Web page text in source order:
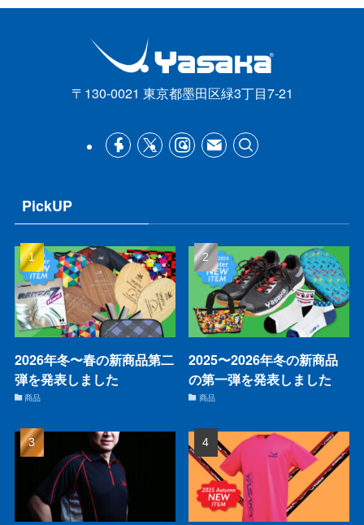
〒130-0021 東京都墨田区緑3丁目7-21
PickUP
2026年冬〜春の新商品第二
弾を発表しました
商品
2025〜2026年冬の新商品
の第一弾を発表しました
商品